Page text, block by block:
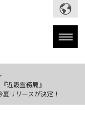
近畿霊務局』
リリースが決定！